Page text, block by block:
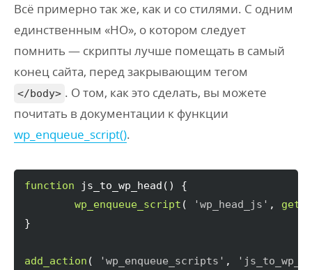
Всё примерно так же, как и со стилями. С одним
единственным «НО», о котором следует
помнить — скрипты лучше помещать в самый
конец сайта, перед закрывающим тегом
</body> . О том, как это сделать, вы можете
почитать в документации к функции
wp_enqueue_script().
function js_to_wp_head ( )
{
wp_enqueue_script ( 'wp_head_js' ,
}
add_action ( 'wp_enqueue_scripts' ,